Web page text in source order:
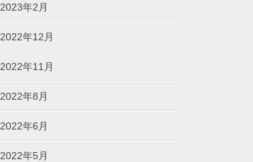
2023年2月
2022年12月
2022年11月
2022年8月
2022年6月
2022年5月